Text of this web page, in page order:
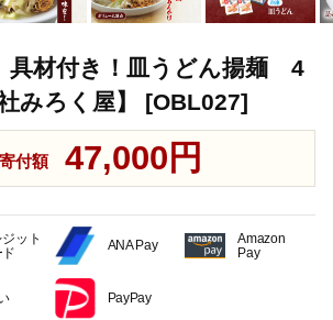
具材付き！皿うどん揚麺 4
みろく屋】 [OBL027]
寄付額 47,000円
ット
ANA Pay
Amazon
Pay
PayPay